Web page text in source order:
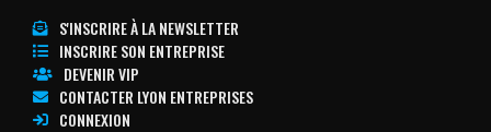
S'INSCRIRE À LA NEWSLETTER
INSCRIRE SON ENTREPRISE
DEVENIR VIP
CONTACTER LYON ENTREPRISES
CONNEXION